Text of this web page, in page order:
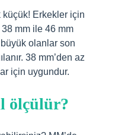
küçük! Erkekler için
mm ile 46 mm
büyük olanlar son
38 mm’den az
için uygundur.
ölçülür?